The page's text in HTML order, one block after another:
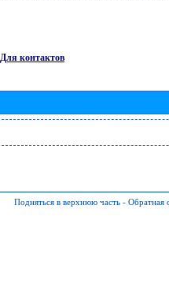
Для контактов
Подняться в верхнюю часть - Обратная